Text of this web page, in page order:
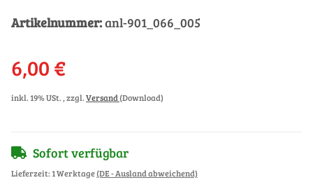
Artikelnummer:anl-901_066_005
6,00 €
inkl. 19% USt. , zzgl.Versand (Download)
Sofort verfügbar
Lieferzeit:1 Werktage(DE - Ausland abweichend)